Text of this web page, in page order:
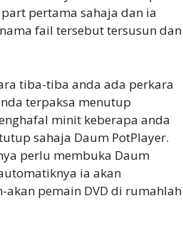
pertama sahaja dan ia
fail tersebut tersusun dan
tiba-tiba anda ada perkara
terpaksa menutup
minit keberapa anda
sahaja Daum PotPlayer.
perlu membuka Daum
ia akan
pemain DVD di rumahlah